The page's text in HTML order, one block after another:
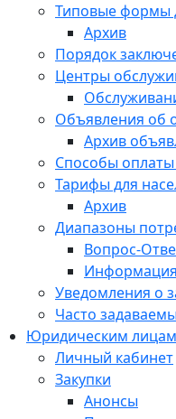
Типовые формы
Архив
Порядок
Центры
Объявления об
Архив
Способы
Тарифы для
Архив
Диапазоны
Вопрос-
Уведомления о
Часто
Юридическим лицам
Личный кабинет
Закупки
Анонсы